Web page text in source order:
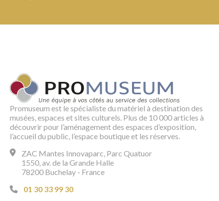
Promuseum est le spécialiste du matériel à destination des
musées, espaces et sites culturels. Plus de 10 000 articles à
découvrir pour l’aménagement des espaces d’exposition,
l’accueil du public, l’espace boutique et les réserves.
ZAC Mantes Innovaparc, Parc Quatuor
1550, av. de la Grande Halle
78200 Buchelay - France
01 30 33 99 30